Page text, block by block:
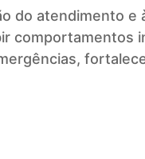
do atendimento e
comportamentos